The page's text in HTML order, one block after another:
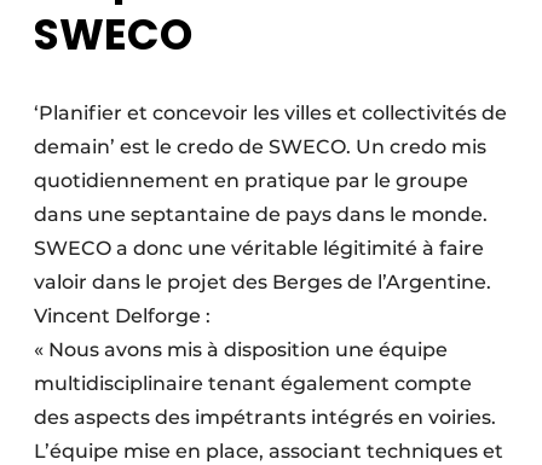
SWECO
‘Planifier et concevoir les villes et collectivités de
demain’ est le credo de SWECO. Un credo mis
quotidiennement en pratique par le groupe
dans une septantaine de pays dans le monde.
SWECO a donc une véritable légitimité à faire
valoir dans le projet des Berges de l’Argentine.
Vincent Delforge :
« Nous avons mis à disposition une équipe
multidisciplinaire tenant également compte
des aspects des impétrants intégrés en voiries.
L’équipe mise en place, associant techniques et